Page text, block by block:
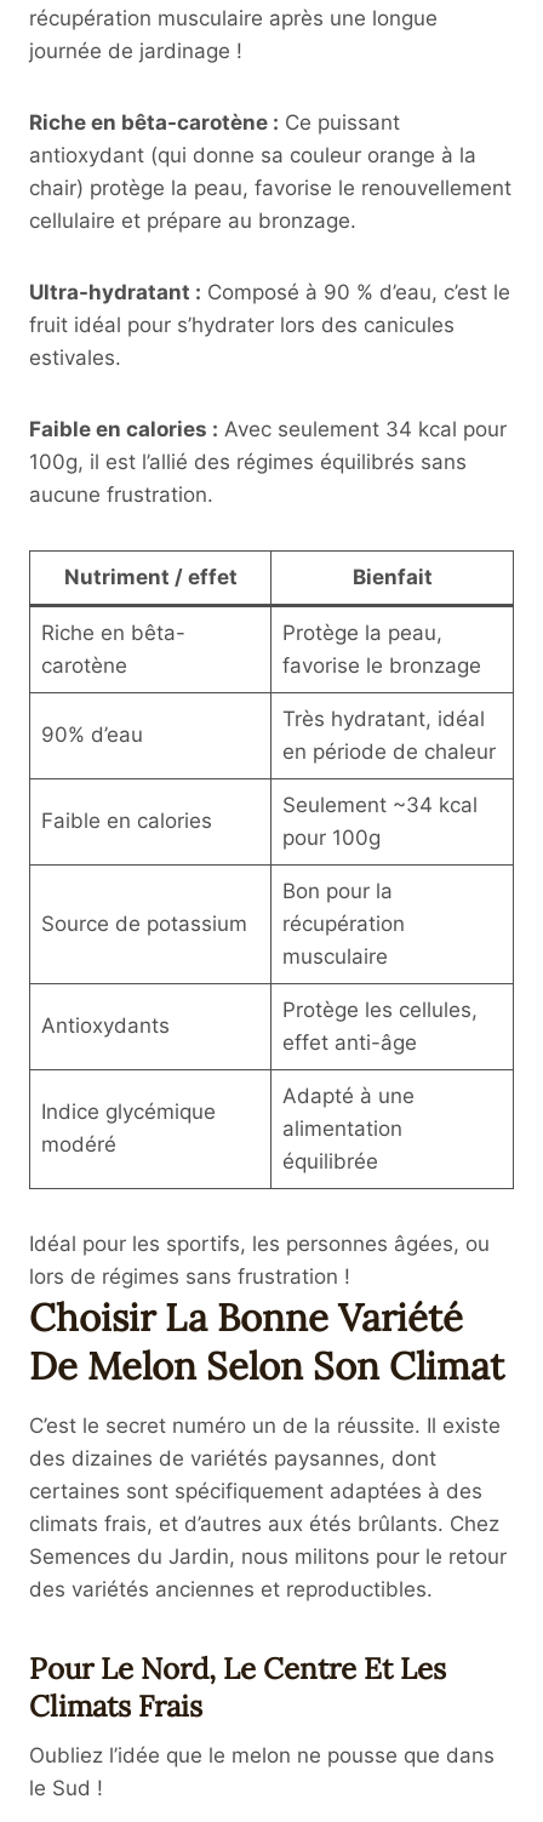
récupération musculaire après une longue
journée de jardinage !
Riche en bêta-carotène : Ce puissant
antioxydant (qui donne sa couleur orange à la
chair) protège la peau, favorise le renouvellement
cellulaire et prépare au bronzage.
Ultra-hydratant : Composé à 90 % d’eau, c’est le
fruit idéal pour s’hydrater lors des canicules
estivales.
Faible en calories : Avec seulement 34 kcal pour
100g, il est l’allié des régimes équilibrés sans
aucune frustration.
Nutriment / effet Bienfait
Riche en bêta-
carotène
Protège la peau,
favorise le bronzage
90% d’eau
Très hydratant, idéal
en période de chaleur
Faible en calories
Seulement ~34 kcal
pour 100g
Source de potassium
Bon pour la
récupération
musculaire
Antioxydants
Protège les cellules,
effet anti-âge
Indice glycémique
modéré
Adapté à une
alimentation
équilibrée
Idéal pour les sportifs, les personnes âgées, ou
lors de régimes sans frustration !
Choisir La Bonne Variété
De Melon Selon Son Climat
C’est le secret numéro un de la réussite. Il existe
des dizaines de variétés paysannes, dont
certaines sont spécifiquement adaptées à des
climats frais, et d’autres aux étés brûlants. Chez
Semences du Jardin, nous militons pour le retour
des variétés anciennes et reproductibles.
Pour Le Nord, Le Centre Et Les
Climats Frais
Oubliez l’idée que le melon ne pousse que dans
le Sud !